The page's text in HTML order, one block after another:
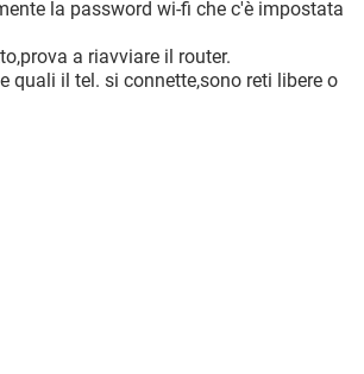
la password wi-fi che c'è impostata
a riavviare il router.
quali il tel. si connette,sono reti libere o